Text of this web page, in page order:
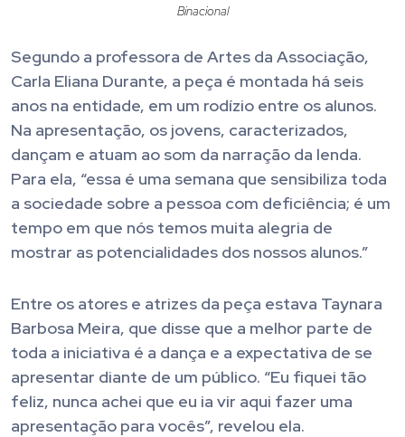
Binacional
Segundo a professora de Artes da Associação,
Carla Eliana Durante, a peça é montada há seis
anos na entidade, em um rodízio entre os alunos.
Na apresentação, os jovens, caracterizados,
dançam e atuam ao som da narração da lenda.
Para ela, “essa é uma semana que sensibiliza toda
a sociedade sobre a pessoa com deficiência; é um
tempo em que nós temos muita alegria de
mostrar as potencialidades dos nossos alunos.”
Entre os atores e atrizes da peça estava Taynara
Barbosa Meira, que disse que a melhor parte de
toda a iniciativa é a dança e a expectativa de se
apresentar diante de um público. “Eu fiquei tão
feliz, nunca achei que eu ia vir aqui fazer uma
apresentação para vocês”, revelou ela.